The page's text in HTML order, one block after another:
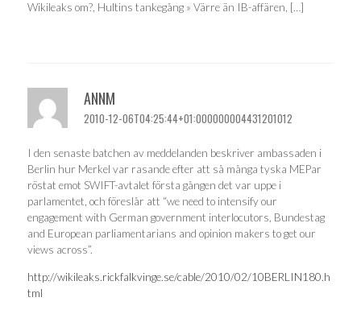
Wikileaks om?, Hultins tankegång » Värre än IB-affären, […]
ANNM
2010-12-06T04:25:44+01:000000004431201012
I den senaste batchen av meddelanden beskriver ambassaden i
Berlin hur Merkel var rasande efter att så många tyska MEPar
röstat emot SWIFT-avtalet första gången det var uppe i
parlamentet, och föreslår att “we need to intensify our
engagement with German government interlocutors, Bundestag
and European parliamentarians and opinion makers to get our
views across”.
http://wikileaks.rickfalkvinge.se/cable/2010/02/10BERLIN180.h
tml